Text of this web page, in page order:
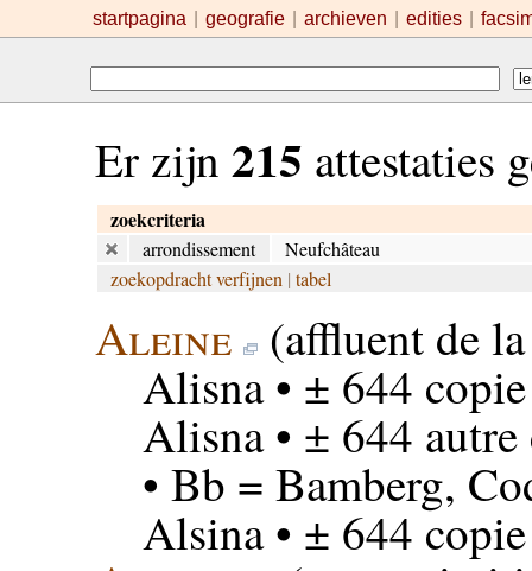
startpagina geografie archieven edities
Er zijn 215 attestaties
zoekcriteria
arrondissement
Neufchâteau
zoekopdracht verfijnen | tabel
Aleine (affluent de
Alisna• ± 644
Alisna• ± 644
• Bb = Bamberg,
Alsina• ± 644